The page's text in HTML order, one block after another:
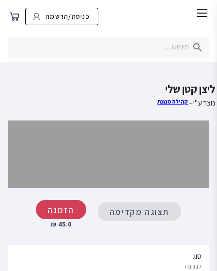
כניסה/הרשמה
ליצן קטן שלי
נוצר ע"י - קהילה מנגנת
תצוגה מקדימה הזמנה
45.0 ₪
סוג
לנגינה